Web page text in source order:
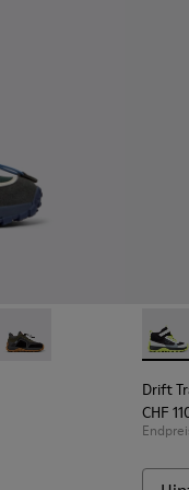
für Kinder.
Nubukleder für Kinder.
und Nubukleder für
Sneaker-
- Mehrfarbige
004 -
- K900359-003
Drift Trail - K900359-001
Drift
Drift
CHF